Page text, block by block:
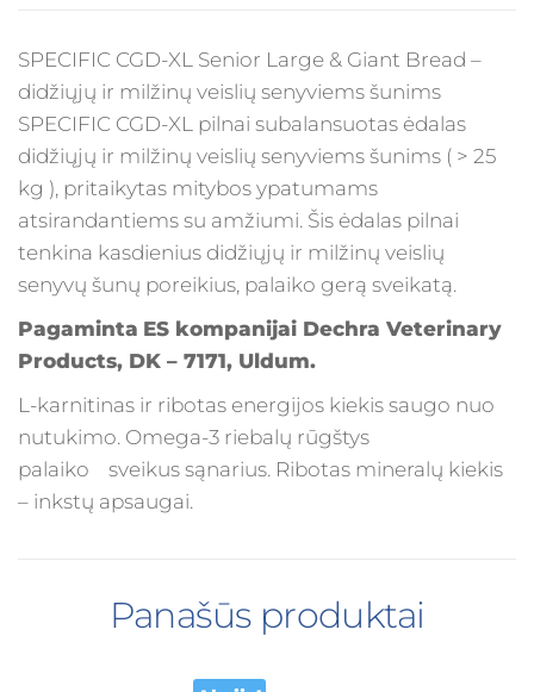
SPECIFIC CGD-XL Senior Large & Giant Bread –
didžiųjų ir milžinų veislių senyviems šunims
SPECIFIC CGD-XL pilnai subalansuotas ėdalas
didžiųjų ir milžinų veislių senyviems šunims ( > 25
kg ), pritaikytas mitybos ypatumams
atsirandantiems su amžiumi. Šis ėdalas pilnai
tenkina kasdienius didžiųjų ir milžinų veislių
senyvų šunų poreikius, palaiko gerą sveikatą.
Pagaminta ES kompanijai Dechra Veterinary
Products, DK – 7171, Uldum.
L-karnitinas ir ribotas energijos kiekis saugo nuo
nutukimo. Omega-3 riebalų rūgštys
palaiko sveikus sąnarius. Ribotas mineralų kiekis
– inkstų apsaugai.
Panašūs produktai